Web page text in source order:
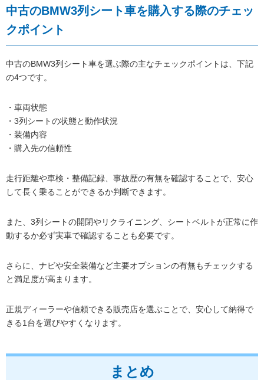
中古のBMW3列シート車を購入する際のチェッ
クポイント
中古のBMW3列シート車を選ぶ際の主なチェックポイントは、下記
の4つです。
・車両状態
・3列シートの状態と動作状況
・装備内容
・購入先の信頼性
走行距離や車検・整備記録、事故歴の有無を確認することで、安心
して長く乗ることができるか判断できます。
また、3列シートの開閉やリクライニング、シートベルトが正常に作
動するか必ず実車で確認することも必要です。
さらに、ナビや安全装備など主要オプションの有無もチェックする
と満足度が高まります。
正規ディーラーや信頼できる販売店を選ぶことで、安心して納得で
きる1台を選びやすくなります。
まとめ